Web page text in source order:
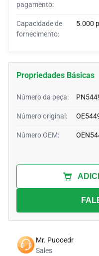
pagamento:
Capacidade de
fornecimento:
5.000
Propriedades Básicas
Número da peça:
Número original:
Número OEM:
Mr. Puooedr
Sales